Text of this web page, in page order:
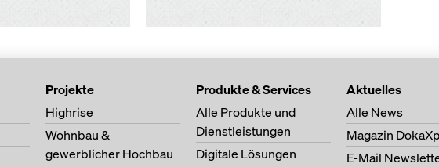
Projekte
Highrise
Wohnbau &
gewerblicher Hochbau
Produkte & Services
Alle Produkte und
Dienstleistungen
Digitale Lösungen
Aktuelles
Alle News
Magazin
E-Mail